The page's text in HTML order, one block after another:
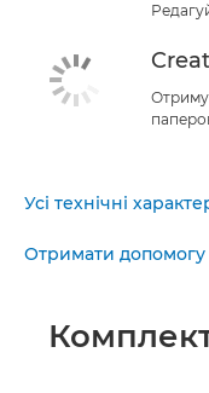
Усі технічні
Отримати допомогу